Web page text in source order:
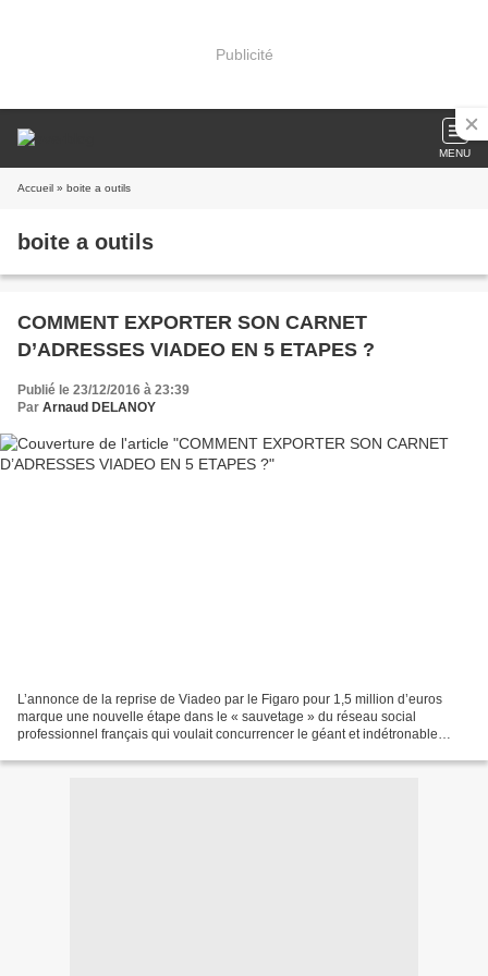
Publicité
MENU
Accueil » boite a outils
boite a outils
COMMENT EXPORTER SON CARNET
D’ADRESSES VIADEO EN 5 ETAPES ?
Publié le 23/12/2016 à 23:39
Par Arnaud DELANOY
L’annonce de la reprise de Viadeo par le Figaro pour 1,5 million d’euros
marque une nouvelle étape dans le « sauvetage » du réseau social
professionnel français qui voulait concurrencer le géant et indétronable